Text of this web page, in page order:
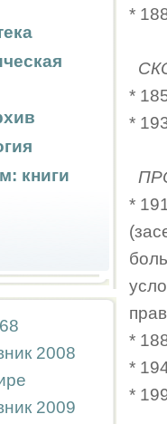
книги
2008
2009
*
*
*
*
*
*
*